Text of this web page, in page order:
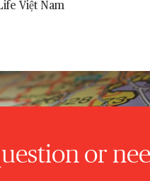
Việt Nam
or